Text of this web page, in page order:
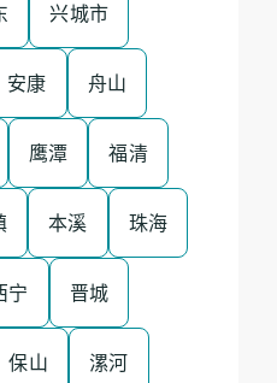
兴城市
安康 舟山
鹰潭 福清
本溪 珠海
宁 晋城
保山 漯河